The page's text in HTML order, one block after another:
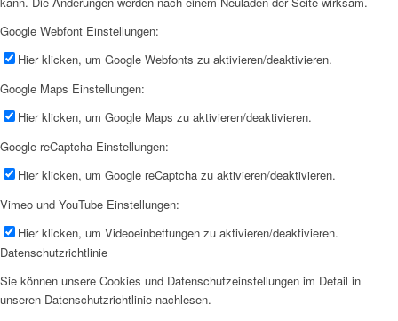
Google Webfont Einstellungen:
Hier klicken, um Google Webfonts zu aktivieren/deaktivieren.
Google Maps Einstellungen:
Hier klicken, um Google Maps zu aktivieren/deaktivieren.
Google reCaptcha Einstellungen:
Hier klicken, um Google reCaptcha zu aktivieren/deaktivieren.
Vimeo und YouTube Einstellungen:
Hier klicken, um Videoeinbettungen zu aktivieren/deaktivieren.
Datenschutzrichtlinie
Sie können unsere Cookies und Datenschutzeinstellungen im Detail in
unseren Datenschutzrichtlinie nachlesen.